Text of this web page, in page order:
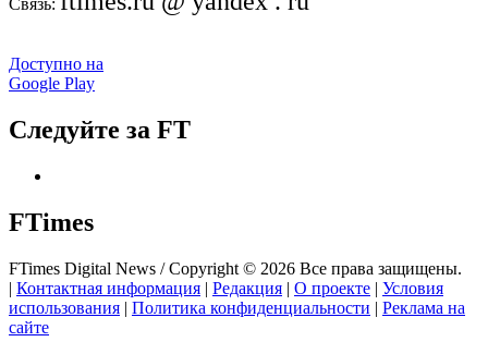
Связь:
Доступно на
Google Play
Следуйте за FT
FTimes
FTimes Digital News / Copyright © 2026 Все права защищены.
| Контактная информация | Редакция | О проекте | Условия
использования | Политика конфиденциальности | Реклама на
сайте